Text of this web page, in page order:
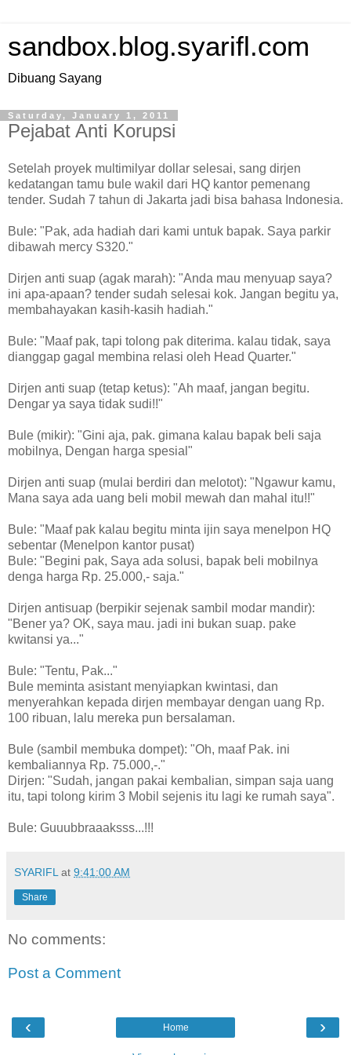
sandbox.blog.syarifl.com
Dibuang Sayang
Saturday, January 1, 2011
Pejabat Anti Korupsi
Setelah proyek multimilyar dollar selesai, sang dirjen
kedatangan tamu bule wakil dari HQ kantor pemenang
tender. Sudah 7 tahun di Jakarta jadi bisa bahasa Indonesia.
Bule: "Pak, ada hadiah dari kami untuk bapak. Saya parkir
dibawah mercy S320."
Dirjen anti suap (agak marah): "Anda mau menyuap saya?
ini apa-apaan? tender sudah selesai kok. Jangan begitu ya,
membahayakan kasih-kasih hadiah."
Bule: "Maaf pak, tapi tolong pak diterima. kalau tidak, saya
dianggap gagal membina relasi oleh Head Quarter."
Dirjen anti suap (tetap ketus): "Ah maaf, jangan begitu.
Dengar ya saya tidak sudi!!"
Bule (mikir): "Gini aja, pak. gimana kalau bapak beli saja
mobilnya, Dengan harga spesial"
Dirjen anti suap (mulai berdiri dan melotot): "Ngawur kamu,
Mana saya ada uang beli mobil mewah dan mahal itu!!"
Bule: "Maaf pak kalau begitu minta ijin saya menelpon HQ
sebentar (Menelpon kantor pusat)
Bule: "Begini pak, Saya ada solusi, bapak beli mobilnya
denga harga Rp. 25.000,- saja."
Dirjen antisuap (berpikir sejenak sambil modar mandir):
"Bener ya? OK, saya mau. jadi ini bukan suap. pake
kwitansi ya..."
Bule: "Tentu, Pak..."
Bule meminta asistant menyiapkan kwintasi, dan
menyerahkan kepada dirjen membayar dengan uang Rp.
100 ribuan, lalu mereka pun bersalaman.
Bule (sambil membuka dompet): "Oh, maaf Pak. ini
kembaliannya Rp. 75.000,-."
Dirjen: "Sudah, jangan pakai kembalian, simpan saja uang
itu, tapi tolong kirim 3 Mobil sejenis itu lagi ke rumah saya".
Bule: Guuubbraaaksss...!!!
SYARIFL at 9:41:00 AM
Share
No comments:
Post a Comment
‹ ›
Home